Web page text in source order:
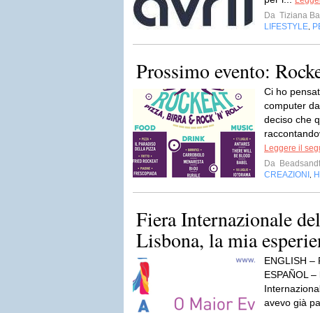
Da Tiziana
LIFESTYLE
Prossimo evento:
Ci ho
computer
deciso che
Leggere il
Da
CREAZIONI
Fiera Internazionale
Lisbona, la mia
ENGLISH –
ESPAÑOL
avevo già